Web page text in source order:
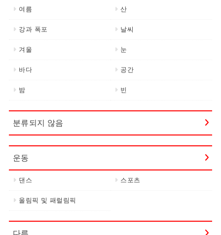
여름 산
강과 폭포 날씨
겨울 눈
바다 공간
밤 빈
분류되지 않음
운동
댄스 스포츠
올림픽 및 패럴림픽
다른